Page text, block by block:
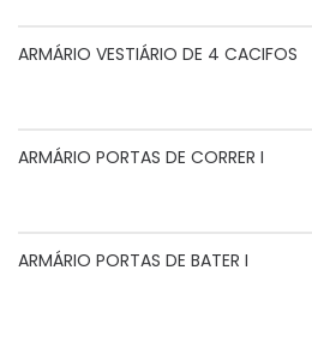
ARMÁRIO VESTIÁRIO DE 4 CACIFOS
ARMÁRIO PORTAS DE CORRER I
ARMÁRIO PORTAS DE BATER I